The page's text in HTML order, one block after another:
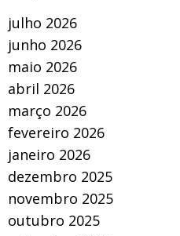
julho 2026
junho 2026
maio 2026
abril 2026
março 2026
fevereiro 2026
janeiro 2026
dezembro 2025
novembro 2025
outubro 2025